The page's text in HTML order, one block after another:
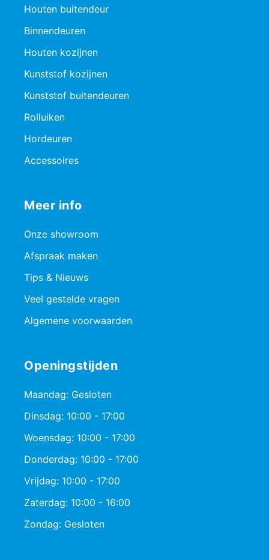
Houten buitendeur
Binnendeuren
Houten kozijnen
Kunststof kozijnen
Kunststof buitendeuren
Rolluiken
Hordeuren
Accessoires
Meer info
Onze showroom
Afspraak maken
Tips & Nieuws
Veel gestelde vragen
Algemene voorwaarden
Openingstijden
Maandag: Gesloten
Dinsdag: 10:00 - 17:00
Woensdag: 10:00 - 17:00
Donderdag: 10:00 - 17:00
Vrijdag: 10:00 - 17:00
Zaterdag: 10:00 - 16:00
Zondag: Gesloten